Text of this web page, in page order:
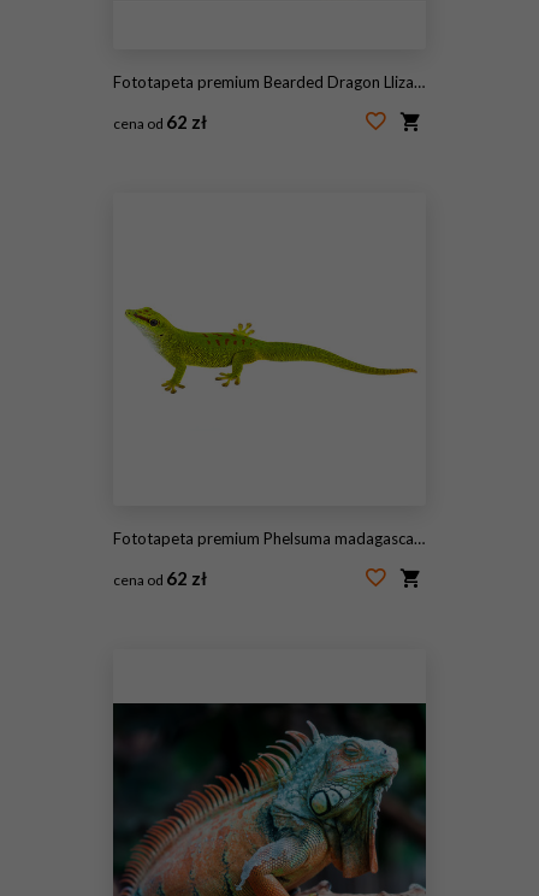
Fototapeta premium Bearded Dragon Llizard Lying on Mirror Isolated on Black Background
cena od 62 zł
Fototapeta premium Phelsuma madagascariensis - gekon na białym tle
cena od 62 zł